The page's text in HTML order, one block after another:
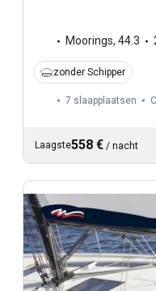
Moorings, 44.3
zonder Schipper
7 slaapplaatsen
Laagste558 € / nacht